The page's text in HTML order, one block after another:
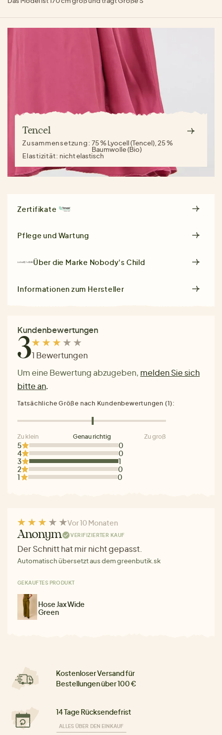
Tencel
Zusammensetzung:75 % Lyocell (Tencel), 25 %
Baumwolle (Bio)
Elastizität: nicht elastisch
Zertifikate
Pflege und Wartung
Über die Marke Nobody's Child
Informationen zum Hersteller
Kundenbewertungen
31 Bewertungen
Um eine Bewertung abzugeben, melden Sie sich
bitte an.
5
0
4
0
3
1
2
0
1
0
Tatsächliche Größe nach Kundenbewertungen (1):
Zu klein Genau richtig Zu groß
Vor 10 Monaten
Anonym VERIFIZIERTER KAUF
Der Schnitt hat mir nicht gepasst.
Automatisch übersetzt aus dem greenbutik.sk
GEKAUFTES PRODUKT
Hose Jax Wide
Green
Kostenloser Versand für
Bestellungen über 100 €
14 Tage Rücksendefrist
ALLES ÜBER DEN EINKAUF